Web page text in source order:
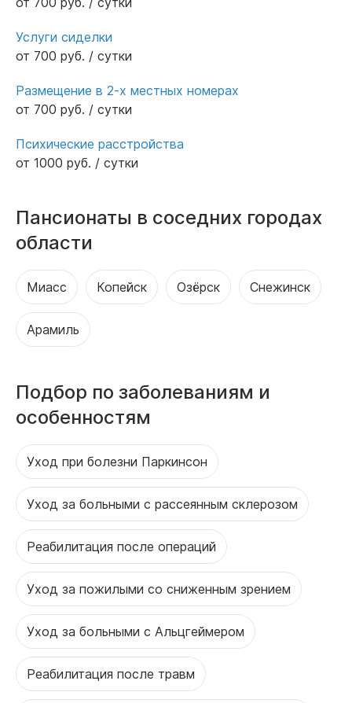
Услуги сиделки
от 700 руб. / сутки
Размещение в 2-х местных номерах
от 700 руб. / сутки
Психические расстройства
от 1000 руб. / сутки
Пансионаты в соседних городах
области
Миасс Копейск Озёрск Снежинск
Арамиль
Подбор по заболеваниям и
особенностям
Уход при болезни Паркинсон
Уход за больными с рассеянным склерозом
Реабилитация после операций
Уход за пожилыми со сниженным зрением
Уход за больными с Альцгеймером
Реабилитация после травм